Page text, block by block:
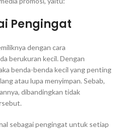
Pengingat
dengan cara
berukuran kecil. Dengan
benda-benda kecil yang penting
atau lupa menyimpan. Sebab,
dibandingkan tidak
sebagai pengingat untuk setiap